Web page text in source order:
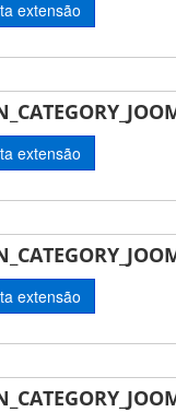
extensão
extensão
extensão